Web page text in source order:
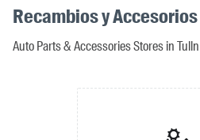
Recambios y
Auto Parts & Accessories Stores in Tulln